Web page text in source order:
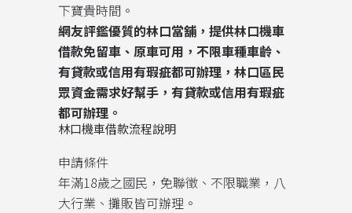
下寶貴時間。
網友評鑑優質的林口當舖，提供林口機車
借款免留車、原車可用，不限車種車齡、
有貸款或信用有瑕疵都可辦理，林口區民
眾資金需求好幫手，有貸款或信用有瑕疵
都可辦理。
林口機車借款流程說明
申請條件
年滿18歲之國民，免聯徵、不限職業，八
大行業、攤販皆可辦理。